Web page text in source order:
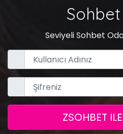
Seviyeli Sohbet
ZSOHBET